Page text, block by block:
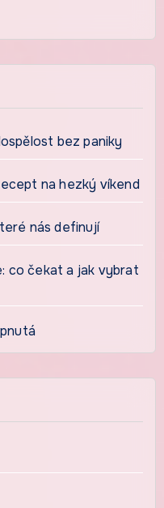
bez paniky
na hezký víkend
nás definují
co čekat a jak vybrat